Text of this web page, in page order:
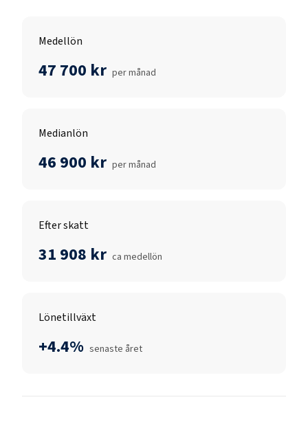
Medellön
47 700 kr per månad
Medianlön
46 900 kr per månad
Efter skatt
31 908 kr ca medellön
Lönetillväxt
+4.4% senaste året